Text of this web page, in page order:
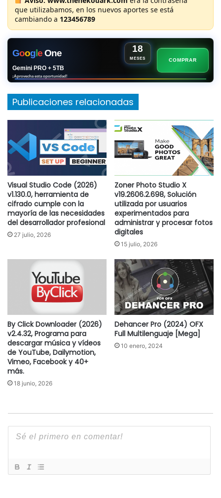
que utilizabamos, en los nuevos aportes se está
cambiando a 123456789
GoogeOne 18
MESES
Gemini PRO + 5TB
¡Aprovecha esta oportunidad!
COMPRAR
Publicaciones relacionadas
Visual Studio Code (2026)
v1.130.0, herramienta de
cifrado cumple con la
mayoría de las necesidades
del desarrollador profesional
27 julio, 2026
Zoner Photo Studio X
v19.2606.2.698, Solución
utilizada por usuarios
experimentados para
administrar y procesar fotos
digitales
15 julio, 2026
By Click Downloader (2026)
v2.4.32, Programa para
descargar música y vídeos
de YouTube, Dailymotion,
Vimeo, Facebook y 40+
más.
18 junio, 2026
Dehancer Pro (2024) OFX
Full Multilenguaje [Mega]
10 enero, 2024